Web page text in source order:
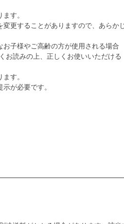
す。
更することがありますので、あらか
子様やご高齢の方が使用される場合
お読みの上、正しくお使いいただける
す。
が必要です。